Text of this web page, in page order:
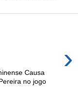
›
Causa
no jogo